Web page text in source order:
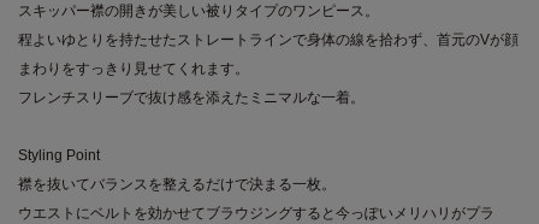
スキッパー襟の開きが美しい被りタイプのワンピース。
程よいゆとりを持たせたストレートラインで身体の線を拾わず、首元のVが顔
まわりをすっきり見せてくれます。
フレンチスリーブで抜け感を添えたミニマルな一着。
Styling Point
襟を抜いてバランスを整えるだけで決まる一枚。
ウエストにベルトを効かせてブラウジングすると今っぽいメリハリがプラ